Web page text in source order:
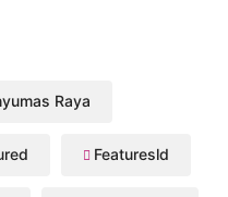
Raya
Featuresld